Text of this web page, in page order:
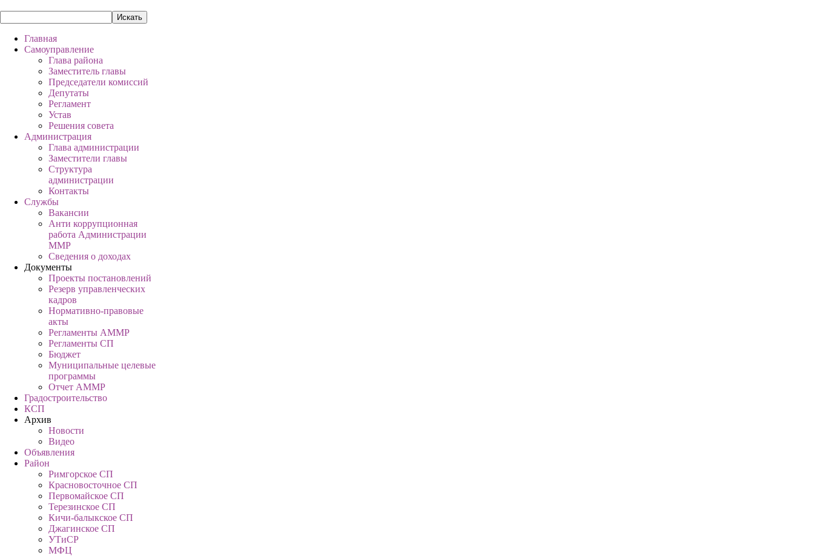
Главная
Самоуправление
Глава района
Заместитель главы
Председатели комиссий
Депутаты
Регламент
Устав
Решения совета
Администрация
Глава администрации
Заместители главы
Структура
администрации
Контакты
Службы
Вакансии
Анти коррупционная
работа Администрации
ММР
Сведения о доходах
Документы
Проекты постановлений
Резерв управленческих
кадров
Нормативно-правовые
акты
Регламенты АММР
Регламенты СП
Бюджет
Муниципальные целевые
программы
Отчет АММР
Градостроительство
КСП
Архив
Новости
Видео
Объявления
Район
Римгорское СП
Красновосточное СП
Первомайское СП
Терезинское СП
Кичи-балыкское СП
Джагинское СП
УТиСР
МФЦ